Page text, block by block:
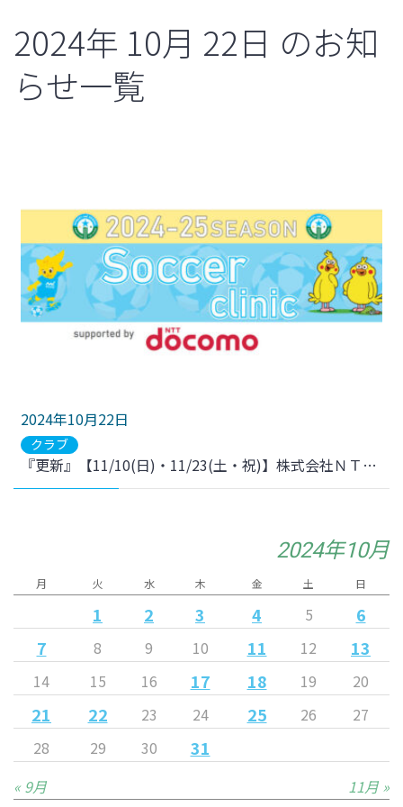
2024年 10月 22日 のお知
らせ一覧
2024年10月22日
クラブ
『更新』【11/10(日)・11/23(土・祝)】株式会社ＮＴＴドコモ東北支社presentsサッカー教室開催のお知らせ
2024年10月
月 火 水 木 金 土 日
1 2 3 4 5
6
7
8 9 10 11 12 13
14 15 16 17 18 19 20
21 22 23 24 25 26
27
28
29 30 31
« 9月 11月 »